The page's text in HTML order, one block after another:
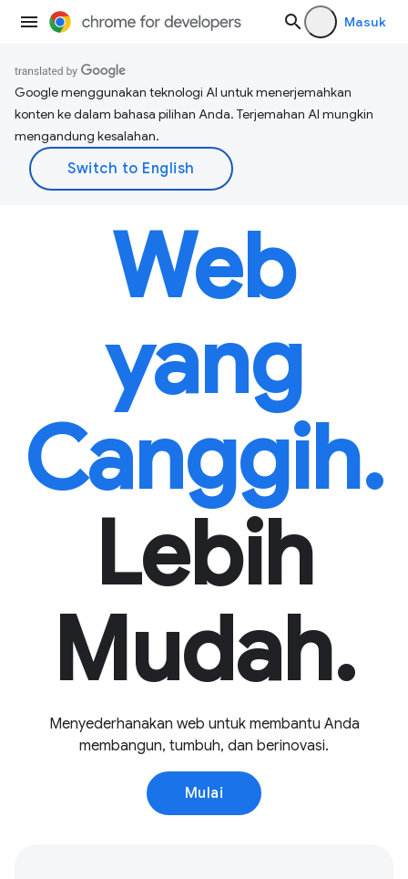
Masuk
Google menggunakan teknologi AI untuk menerjemahkan
konten ke dalam bahasa pilihan Anda. Terjemahan AI mungkin
mengandung kesalahan.
Web
yang
Canggih.
Lebih
Mudah.
Menyederhanakan web untuk membantu Anda
membangun, tumbuh, dan berinovasi.
Mulai